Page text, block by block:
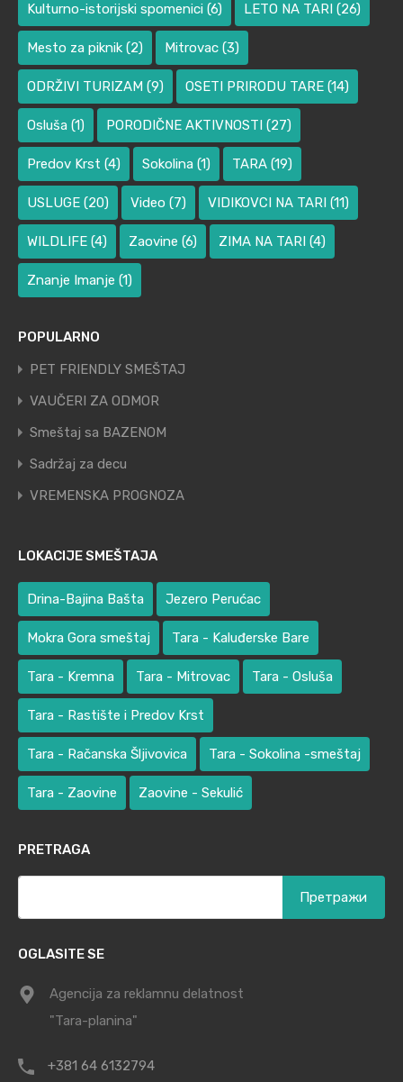
Kulturno-istorijski spomenici (6) LETO NA TARI (26)
Mesto za piknik (2) Mitrovac (3)
ODRŽIVI TURIZAM (9) OSETI PRIRODU TARE (14)
Osluša (1) PORODIČNE AKTIVNOSTI (27)
Predov Krst (4) Sokolina (1) TARA (19)
USLUGE (20) Video (7) VIDIKOVCI NA TARI (11)
WILDLIFE (4) Zaovine (6) ZIMA NA TARI (4)
Znanje Imanje (1)
POPULARNO
PET FRIENDLY SMEŠTAJ
VAUČERI ZA ODMOR
Smeštaj sa BAZENOM
Sadržaj za decu
VREMENSKA PROGNOZA
LOKACIJE SMEŠTAJA
Drina-Bajina Bašta Jezero Perućac
Mokra Gora smeštaj Tara - Kaluđerske Bare
Tara - Kremna Tara - Mitrovac Tara - Osluša
Tara - Rastište i Predov Krst
Tara - Račanska Šljivovica Tara - Sokolina -smeštaj
Tara - Zaovine Zaovine - Sekulić
PRETRAGA
OGLASITE SE
Agencija za reklamnu delatnost
"Tara-planina"
+381 64 6132794